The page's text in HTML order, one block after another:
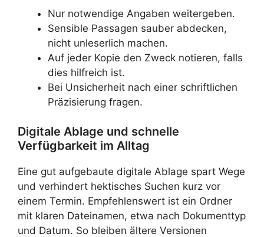
Nur notwendige Angaben weitergeben.
Sensible Passagen sauber abdecken,
nicht unleserlich machen.
Auf jeder Kopie den Zweck notieren, falls
dies hilfreich ist.
Bei Unsicherheit nach einer schriftlichen
Präzisierung fragen.
Digitale Ablage und schnelle
Verfügbarkeit im Alltag
Eine gut aufgebaute digitale Ablage spart Wege
und verhindert hektisches Suchen kurz vor
einem Termin. Empfehlenswert ist ein Ordner
mit klaren Dateinamen, etwa nach Dokumenttyp
und Datum. So bleiben ältere Versionen